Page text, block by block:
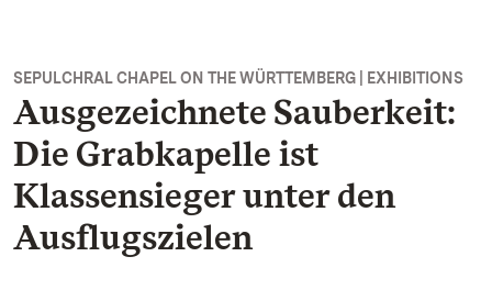
SEPULCHRAL CHAPEL ON THE WÜRTTEMBERG | EXHIBITIONS
Ausgezeichnete Sauberkeit:
Die Grabkapelle ist
Klassensieger unter den
Ausflugszielen